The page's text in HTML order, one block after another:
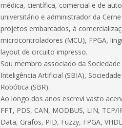
médica, científica, comercial e de
universitário e administrador da
projetos embarcados, à
microcontroladores (MCU), FPGA,
layout de circuito impresso.
Sou membro associado da
Inteligência Artificial (SBIA),
Robótica (SBR).
Ao longo dos anos escrevi vasto
FFT, PDS, CAN, MODBUS, LIN,
Data, Grafos, PID, Fuzzy, FPGA,